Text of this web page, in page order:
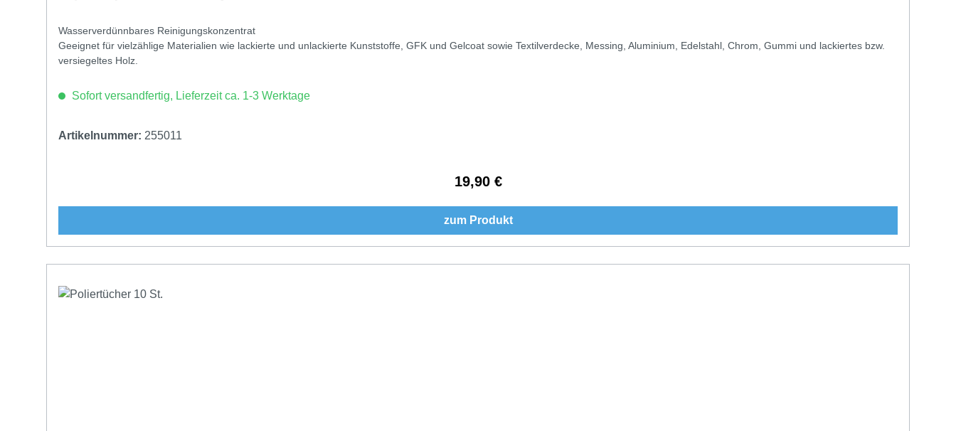
Wasserverdünnbares Reinigungskonzentrat
Geeignet für vielzählige Materialien wie lackierte und unlackierte Kunststoffe, GFK und Gelcoat sowie Textilverdecke, Messing, Aluminium, Edelstahl, Chrom, Gummi und lackiertes bzw.
versiegeltes Holz.
Sofort versandfertig, Lieferzeit ca. 1-3 Werktage
Artikelnummer: 255011
Regulärer Preis:
19,90 €
zum Produkt